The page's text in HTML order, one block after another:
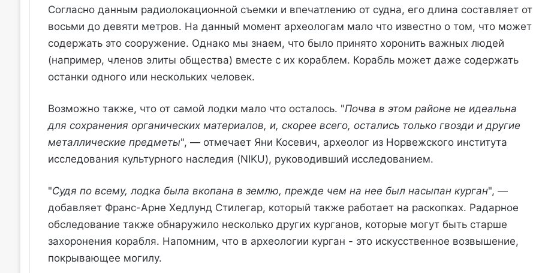
Согласно данным радиолокационной съемки и впечатлению от судна, его длина составляет от
восьми до девяти метров. На данный момент археологам мало что известно о том, что может
содержать это сооружение. Однако мы знаем, что было принято хоронить важных людей
(например, членов элиты общества) вместе с их кораблем. Корабль может даже содержать
останки одного или нескольких человек.
Возможно также, что от самой лодки мало что осталось. "Почва в этом районе не идеальна
для сохранения органических материалов, и, скорее всего, остались только гвозди и другие
металлические предметы", — отмечает Яни Косевич, археолог из Норвежского института
исследования культурного наследия (NIKU), руководивший исследованием.
"Судя по всему, лодка была вкопана в землю, прежде чем на нее был насыпан курган", —
добавляет Франс-Арне Хедлунд Стилегар, который также работает на раскопках. Радарное
обследование также обнаружило несколько других курганов, которые могут быть старше
захоронения корабля. Напомним, что в археологии курган - это искусственное возвышение,
покрывающее могилу.